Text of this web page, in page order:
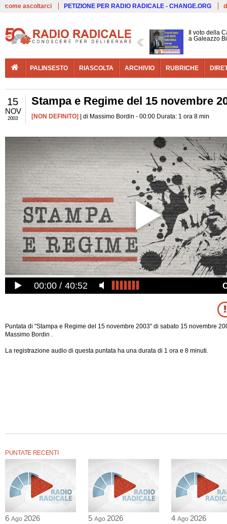
come ascoltarci PETIZIONE PER RADIO RADICALE - CHANGE.ORG
Il voto della
a Galeazzo
PALINSESTO RIASCOLTA ARCHIVIO RUBRICHE
15
NOV
2003
Stampa e Regime del 15 novembre
[NON DEFINITO] | di Massimo Bordin - 00:00 Durata: 1 ora 8 min
00:00 40:52
Puntata di "Stampa e Regime del 15 novembre 2003" di sabato 15 novembre
Massimo Bordin .
La registrazione audio di questa puntata ha una durata di 1 ora e 8 minuti.
PUNTATE RECENTI
6 Ago 2026 5 Ago 2026 4 Ago 2026